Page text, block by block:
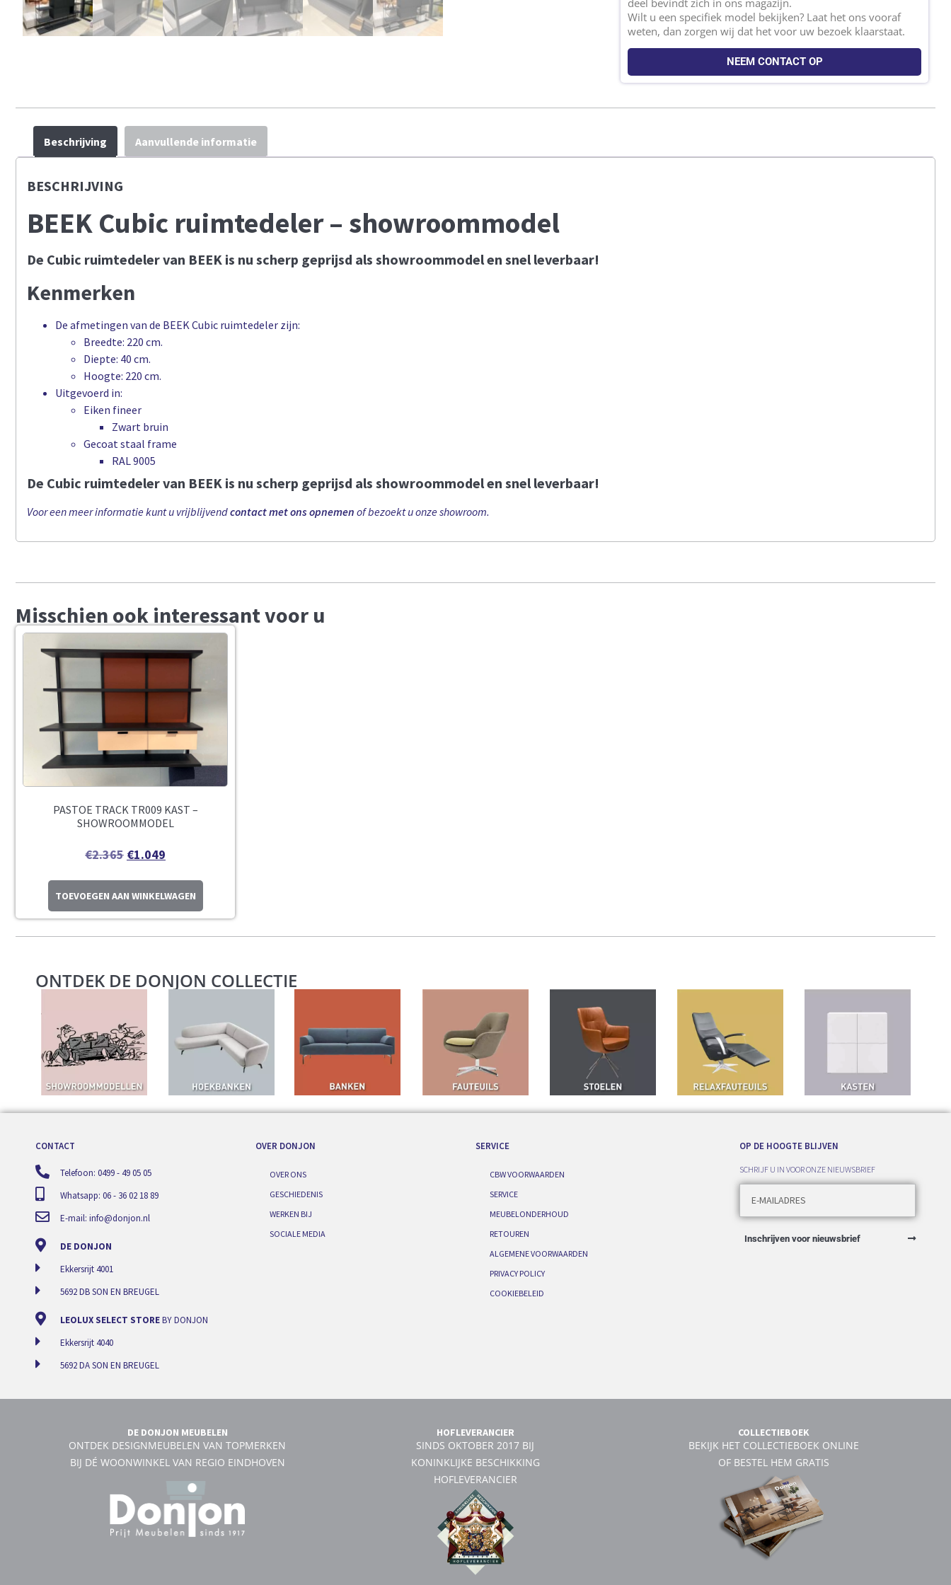
Wilt u een specifiek model bekijken? Laat het ons vooraf
weten, dan zorgen wij dat het voor uw bezoek klaarstaat.
NEEM CONTACT OP
Beschrijving Aanvullende informatie
BESCHRIJVING
BEEK Cubic ruimtedeler – showroommodel
De Cubic ruimtedeler van BEEK is nu scherp geprijsd als showroommodel en snel leverbaar!
​Kenmerken
De afmetingen van de BEEK Cubic ruimtedeler zijn:
Breedte: 220 cm.
Diepte: 40 cm.
Hoogte: 220 cm.
Uitgevoerd in:
Eiken fineer
Zwart bruin
Gecoat staal frame
RAL 9005
De Cubic ruimtedeler van BEEK is nu scherp geprijsd als showroommodel en snel leverbaar!
Voor een meer informatie kunt u vrijblijvendcontact met ons opnemen of bezoekt u onze showroom.
Misschien ook interessant voor u
PASTOE TRACK TR009 KAST –
SHOWROOMMODEL
€2.365 €1.049
TOEVOEGEN AAN WINKELWAGEN
ONTDEK DE DONJON COLLECTIE
CONTACT
Telefoon: 0499 - 49 05 05
Whatsapp: 06 - 36 02 18 89
E-mail: info@donjon.nl
DE DONJON
Ekkersrijt 4001
5692 DB SON EN BREUGEL
LEOLUX SELECT STOREBY DONJON
Ekkersrijt 4040
5692 DA SON EN BREUGEL
OVER DONJON
OVER ONS
GESCHIEDENIS
WERKEN BIJ
SOCIALE MEDIA
SERVICE
CBW VOORWAARDEN
SERVICE
MEUBELONDERHOUD
RETOUREN
ALGEMENE VOORWAARDEN
PRIVACY POLICY
COOKIEBELEID
OP DE HOOGTE BLIJVEN
SCHRIJF U IN VOOR ONZE NIEUWSBRIEF
Inschrijven voor nieuwsbrief
DE DONJON MEUBELEN
ONTDEK DESIGNMEUBELEN VAN TOPMERKEN
BIJ DÉ WOONWINKEL VAN REGIO EINDHOVEN
HOFLEVERANCIER
SINDS OKTOBER 2017 BIJ
KONINKLIJKE BESCHIKKING
HOFLEVERANCIER
COLLECTIEBOEK
BEKIJK HET COLLECTIEBOEK ONLINE
OF BESTEL HEM GRATIS